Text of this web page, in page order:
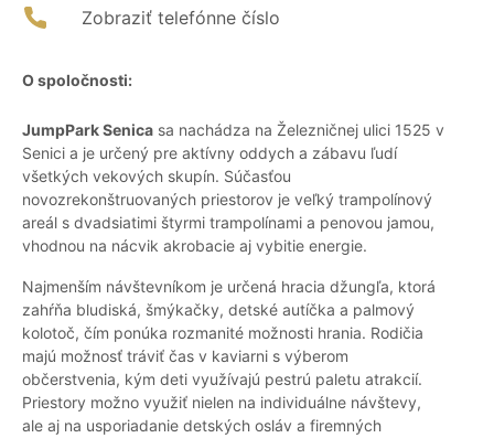
Zobraziť telefónne číslo
O spoločnosti:
JumpPark Senica sa nachádza na Železničnej ulici 1525 v
Senici a je určený pre aktívny oddych a zábavu ľudí
všetkých vekových skupín. Súčasťou
novozrekonštruovaných priestorov je veľký trampolínový
areál s dvadsiatimi štyrmi trampolínami a penovou jamou,
vhodnou na nácvik akrobacie aj vybitie energie.
Najmenším návštevníkom je určená hracia džungľa, ktorá
zahŕňa bludiská, šmýkačky, detské autíčka a palmový
kolotoč, čím ponúka rozmanité možnosti hrania. Rodičia
majú možnosť tráviť čas v kaviarni s výberom
občerstvenia, kým deti využívajú pestrú paletu atrakcií.
Priestory možno využiť nielen na individuálne návštevy,
ale aj na usporiadanie detských osláv a firemných